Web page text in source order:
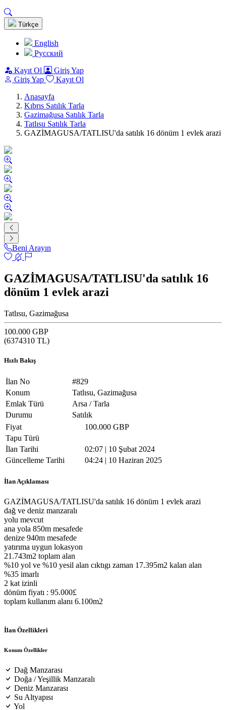
Türkçe
English
Pусский
Kayıt Ol
Giriş Yap
Giriş Yap
Kayıt Ol
Anasayfa
Kıbrıs Satılık Tarla
Gazimağusa Satılık Tarla
Tatlısu Satılık Tarla
GAZİMAGUSA/TATLISU'da satılık 16 dönüm 1 evlek arazi
Beni Arayın
GAZİMAGUSA/TATLISU'da satılık 16
dönüm 1 evlek arazi
Tatlısu, Gazimağusa
100.000 GBP
(6374310 TL)
Hızlı Bakış
İlan No
#829
Konum
Tatlısu, Gazimağusa
Emlak Türü
Arsa / Tarla
Durumu
Satılık
Fiyat
100.000 GBP
Tapu Türü
İlan Tarihi
02:07 | 10 Şubat 2024
Güncelleme Tarihi
04:24 | 10 Haziran 2025
İlan Açıklaması
GAZİMAGUSA/TATLISU'da satılık 16 dönüm 1 evlek arazi
dağ ve deniz manzaralı
yolu mevcut
ana yola 850m mesafede
denize 940m mesafede
yatırıma uygun lokasyon
21.743m2 toplam alan
%10 yol ve %10 yesil alan cıktıgı zaman 17.395m2 kalan alan
%35 imarlı
2 kat izinli
dönüm fiyatı : 95.000£
toplam kullanım alanı 6.100m2
İlan Özellikleri
Konum Özellikler
Dağ Manzarası
Doğa / Yeşillik Manzaralı
Deniz Manzarası
Su Altyapısı
Yol